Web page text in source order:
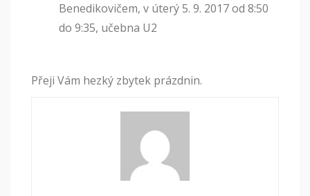
Benedikovičem, v úterý 5. 9. 2017 od 8:50
do 9:35, učebna U2
Přeji Vám hezký zbytek prázdnin.